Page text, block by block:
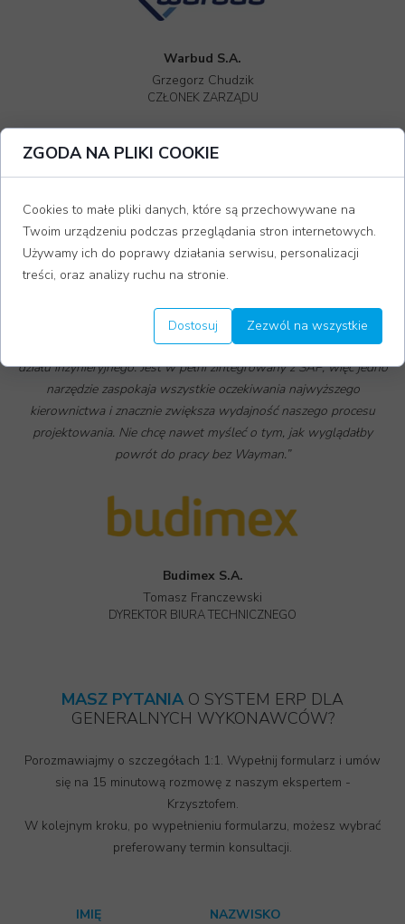
"System Wayman ..."
Warbud S.A.
Grzegorz Chudzik
CZŁONEK ZARZĄDU
Budimex S.A.
Tomasz Franczewski
DYREKTOR BIURA TECHNICZNEGO
“Wayman jest potężną platformą wspierającą działanie naszego
działu inżynieryjnego. Jest w pełni zintegrowany z SAP, więc jedno
narzędzie zaspokaja wszystkie oczekiwania najwyższego
kierownictwa i znacznie zwiększa wydajność naszego procesu
projektowania. Nie chcę nawet myśleć o tym, jak wyglądałby
powrót do pracy bez Wayman.”
MASZ PYTANIA O SYSTEM ERP DLA
GENERALNYCH WYKONAWCÓW?
Porozmawiajmy o szczegółach 1:1. Wypełnij formularz i umów
się na 15 minutową rozmowę z naszym ekspertem -
Krzysztofem.
W kolejnym kroku, po wypełnieniu formularzu, możesz wybrać
preferowany termin konsultacji.
IMIĘ NAZWISKO
ZGODA NA PLIKI COOKIE
Cookies to małe pliki danych, które są przechowywane na
Twoim urządzeniu podczas przeglądania stron internetowych.
Używamy ich do poprawy działania serwisu, personalizacji
treści, oraz analizy ruchu na stronie.
Dostosuj Zezwól na wszystkie